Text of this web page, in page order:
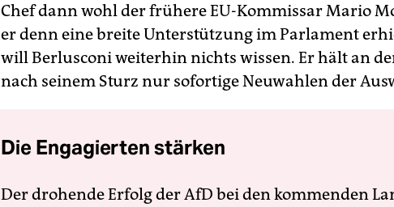
Chef dann wohl der frühere EU-Kommissar Mario
er denn eine breite Unterstützung im Parlament
will Berlusconi weiterhin nichts wissen. Er hält an
nach seinem Sturz nur sofortige Neuwahlen der
Die Engagierten stärken
Der drohende Erfolg der AfD bei den kommenden